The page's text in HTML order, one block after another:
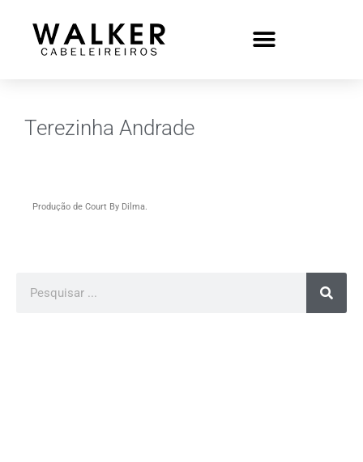
Terezinha Andrade
Produção de Court By Dilma.